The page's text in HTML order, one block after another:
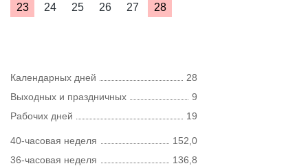
23
24 25 26 27 28
Календарных дней
28
Выходных и праздничных
9
Рабочих дней
19
40-часовая неделя
152,0
36-часовая неделя
136,8